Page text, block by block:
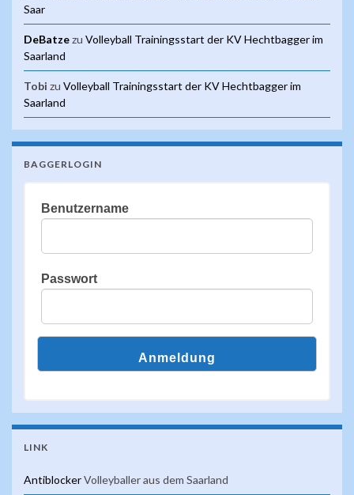
Saar
DeBatzezu Volleyball Trainingsstart der KV Hechtbagger im
Saarland
Tobi zu Volleyball Trainingsstart der KV Hechtbagger im
Saarland
BAGGERLOGIN
Benutzername
Passwort
LINK
AntiblockerVolleyballer aus dem Saarland